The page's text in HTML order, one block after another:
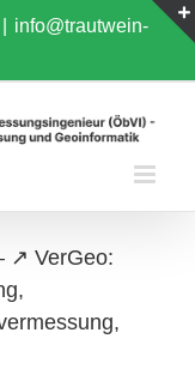
info@trautwein-
↗️ VerGeo: